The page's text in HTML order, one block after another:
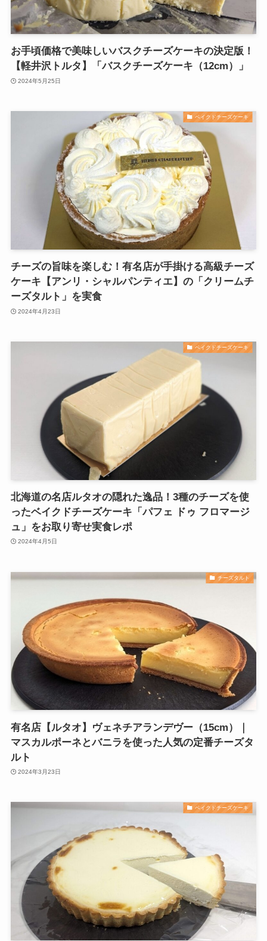
お手頃価格で美味しいバスクチーズケーキの決定版！
【軽井沢トルタ】「バスクチーズケーキ（12cm）」
2024年5月25日
ベイクドチーズケーキ
チーズの旨味を楽しむ！有名店が手掛ける高級チーズ
ケーキ【アンリ・シャルパンティエ】の「クリームチ
ーズタルト」を実食
2024年4月23日
ベイクドチーズケーキ
北海道の名店ルタオの隠れた逸品！3種のチーズを使
ったベイクドチーズケーキ「パフェ ドゥ フロマージ
ュ」をお取り寄せ実食レポ
2024年4月5日
チーズタルト
有名店【ルタオ】ヴェネチアランデヴー（15cm）｜
マスカルポーネとバニラを使った人気の定番チーズタ
ルト
2024年3月23日
ベイクドチーズケーキ